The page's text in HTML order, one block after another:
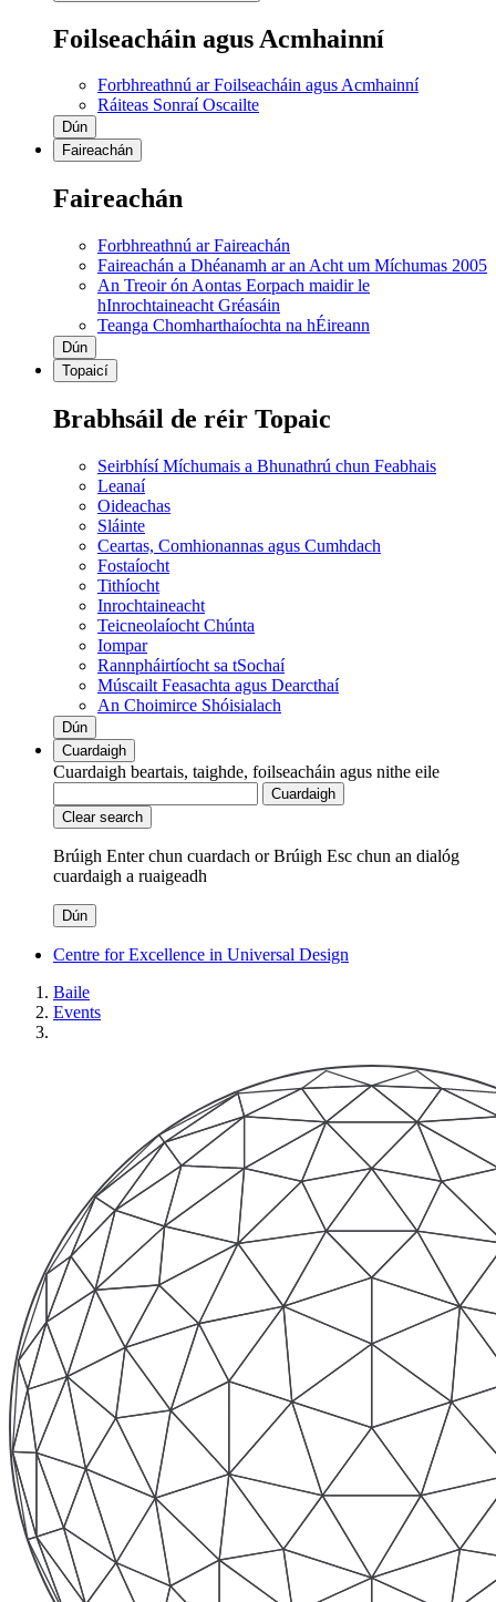
Foilseacháin agus Acmhainní
Forbhreathnú ar Foilseacháin agus Acmhainní
Ráiteas Sonraí Oscailte
Dún
Faireachán
Faireachán
Forbhreathnú ar Faireachán
Faireachán a Dhéanamh ar an Acht um Míchumas 2005
An Treoir ón Aontas Eorpach maidir le
hInrochtaineacht Gréasáin
Teanga Chomharthaíochta na hÉireann
Dún
Topaicí
Brabhsáil de réir Topaic
Seirbhísí Míchumais a Bhunathrú chun Feabhais
Leanaí
Oideachas
Sláinte
Ceartas, Comhionannas agus Cumhdach
Fostaíocht
Tithíocht
Inrochtaineacht
Teicneolaíocht Chúnta
Iompar
Rannpháirtíocht sa tSochaí
Múscailt Feasachta agus Dearcthaí
An Choimirce Shóisialach
Dún
Cuardaigh
Cuardaigh beartais, taighde, foilseacháin agus nithe eile
Cuardaigh
Clear search
Brúigh Enter chun cuardach orBrúigh Esc chun an dialóg
cuardaigh a ruaigeadh
Dún
Centre for Excellence in Universal Design
Baile
Events